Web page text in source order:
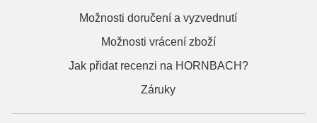
Možnosti doručení a vyzvednutí
Možnosti vrácení zboží
Jak přidat recenzi na HORNBACH?
Záruky